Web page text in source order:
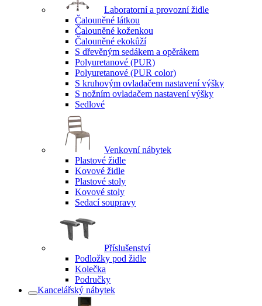
Laboratorní a provozní židle
Čalouněné látkou
Čalouněné koženkou
Čalouněné ekokůží
S dřevěným sedákem a opěrákem
Polyuretanové (PUR)
Polyuretanové (PUR color)
S kruhovým ovladačem nastavení výšky
S nožním ovladačem nastavení výšky
Sedlové
Venkovní nábytek
Plastové židle
Kovové židle
Plastové stoly
Kovové stoly
Sedací soupravy
Příslušenství
Podložky pod židle
Kolečka
Područky
Kancelářský nábytek